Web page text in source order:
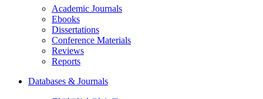
Academic Journals
Ebooks
Dissertations
Conference Materials
Reviews
Reports
Databases & Journals